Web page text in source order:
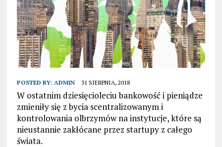
POSTED BY: ADMIN 31 SIERPNIA, 2018
W ostatnim dziesięcioleciu bankowość i pieniądze
zmieniły się z bycia scentralizowanym i
kontrolowania olbrzymów na instytucje, które są
nieustannie zakłócane przez startupy z całego
świata.